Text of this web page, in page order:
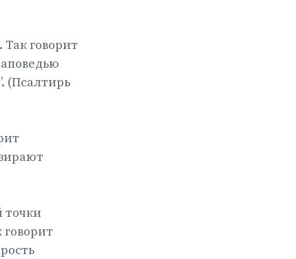
говорит
(Псалтирь
точки
говорит